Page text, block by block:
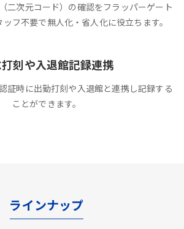
二次元コード）の確認をフラッパーゲート
フ不要で無人化・省人化に役立ちます。
刻や入退館記録連携
証時に出勤打刻や入退館と連携し記録する
ことができます。
ラインナップ